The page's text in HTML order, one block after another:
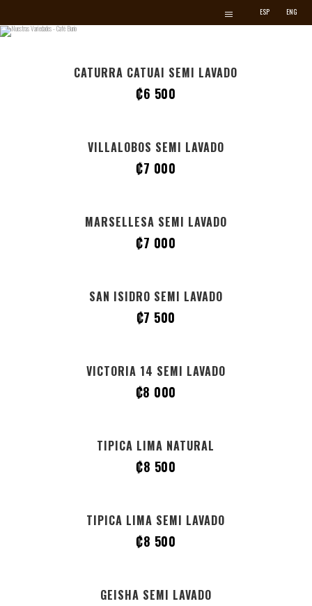
ESP ENG
CATURRA CATUAI SEMI LAVADO
₡6 500
VILLALOBOS SEMI LAVADO
₡7 000
MARSELLESA SEMI LAVADO
₡7 000
SAN ISIDRO SEMI LAVADO
₡7 500
VICTORIA 14 SEMI LAVADO
₡8 000
TIPICA LIMA NATURAL
₡8 500
TIPICA LIMA SEMI LAVADO
₡8 500
GEISHA SEMI LAVADO